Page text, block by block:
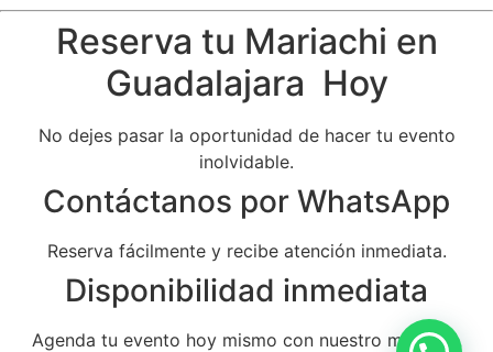
Reserva tu Mariachi en
Guadalajara Hoy
No dejes pasar la oportunidad de hacer tu evento
inolvidable.
Contáctanos por WhatsApp
Reserva fácilmente y recibe atención inmediata.
Disponibilidad inmediata
Agenda tu evento hoy mismo con nuestro mariachi.